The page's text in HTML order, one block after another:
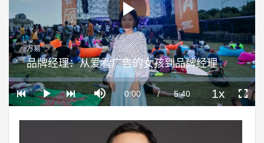
Play
Video
Play
Mute
Current
Time
0:00 / Duration
5:40
Loaded:
0%
Progress:
0%
Playback
Rate
1x
方易
品牌经理：从爱看广告的女孩到品牌经理